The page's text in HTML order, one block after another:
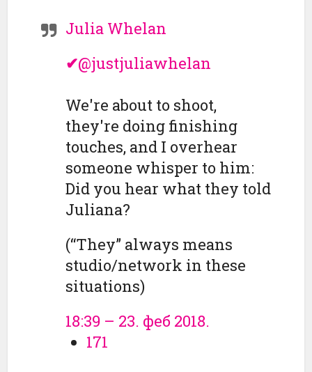
Julia Whelan
✔@justjuliawhelan
We're about to shoot,
they're doing finishing
touches, and I overhear
someone whisper to him:
Did you hear what they told
Juliana?
(“They” always means
studio/network in these
situations)
18:39 – 23. феб 2018.
171